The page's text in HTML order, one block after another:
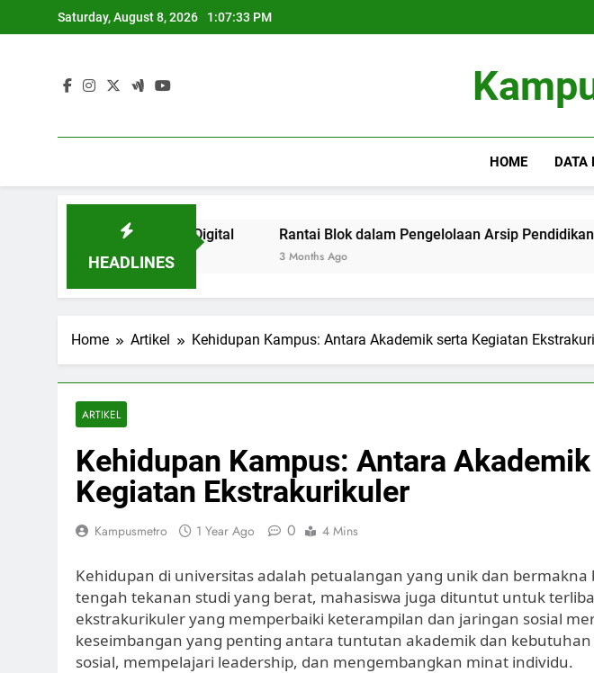
to
Saturday, August 8, 2026 1:07:34 PM
HOME DATA
HEADLINES
Kepanitiaan Digital Rantai Blok dalam Pengelolaan Arsip Pendidikan: Jawaban
Home Artikel Kehidupan Kampus: Antara Akademik serta Kegiatan
ARTIKEL
Kehidupan Kampus: Antara
Kegiatan Ekstrakurikuler
Kampusmetro 1 Year Ago 0 4 Mins
Kehidupan di universitas adalah petualangan yang unik dan bermakna
tengah tekanan studi yang berat, mahasiswa juga dituntut untuk
ekstrakurikuler yang memperbaiki keterampilan dan jaringan sosial
keseimbangan yang penting antara tuntutan akademik dan
sosial, mempelajari leadership, dan mengembangkan minat individu.